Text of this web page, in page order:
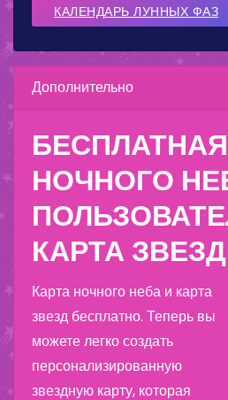
КАЛЕНДАРЬ ЛУННЫХ ФАЗ
Дополнительно
НОЧНОГО
КАРТА ЗВЕЗД
Карта ночного неба и карта
звезд бесплатно. Теперь вы
можете легко создать
персонализированную
звездную карту, которая